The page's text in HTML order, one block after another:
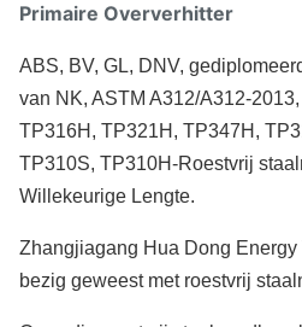
Primaire Oververhitter
ABS, BV, GL, DNV,
van NK, ASTM A312/A312-
TP316H, TP321H, TP347H,
TP310S, TP310H-Roestvrij
Willekeurige Lengte.
Zhangjiagang Hua Dong Energy
bezig geweest met roestvrij